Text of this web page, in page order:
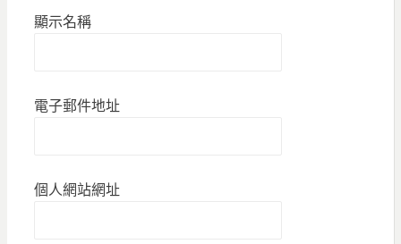
顯示名稱
電子郵件地址
個人網站網址